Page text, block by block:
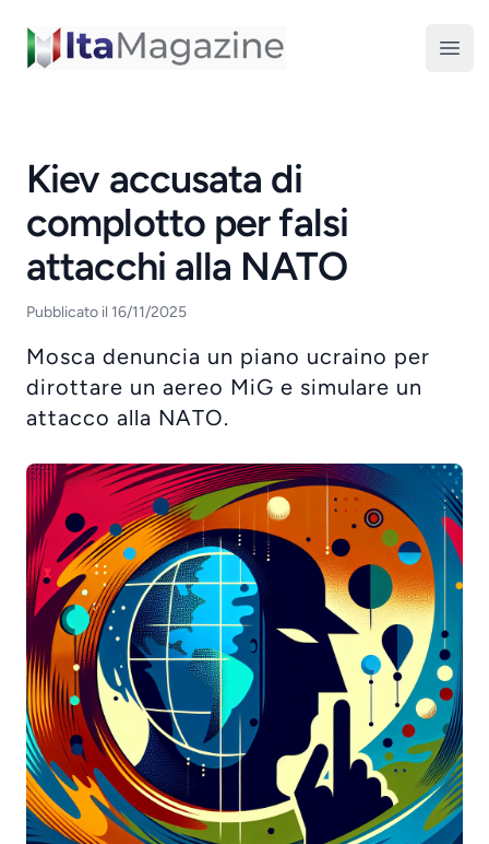
ItaMagazine
Kiev accusata di
complotto per falsi
attacchi alla NATO
Pubblicato il 16/11/2025
Mosca denuncia un piano ucraino per
dirottare un aereo MiG e simulare un
attacco alla NATO.